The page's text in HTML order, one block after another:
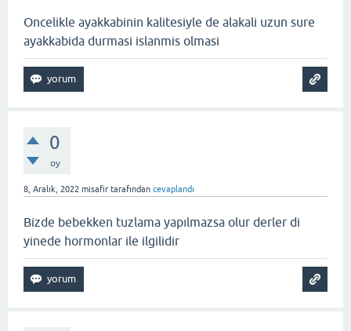
Oncelikle ayakkabinin kalitesiyle de alakali uzun sure
ayakkabida durmasi islanmis olmasi
0
oy
8, Aralık, 2022 misafir tarafından cevaplandı
Bizde bebekken tuzlama yapılmazsa olur derler di
yinede hormonlar ile ilgilidir